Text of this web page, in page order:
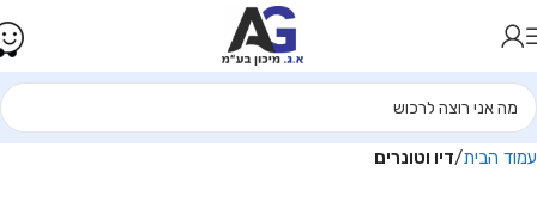
עמוד הבית דיו וטונרים